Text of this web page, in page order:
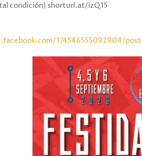
condición) shorturl.at/izQ15
174546555092904/